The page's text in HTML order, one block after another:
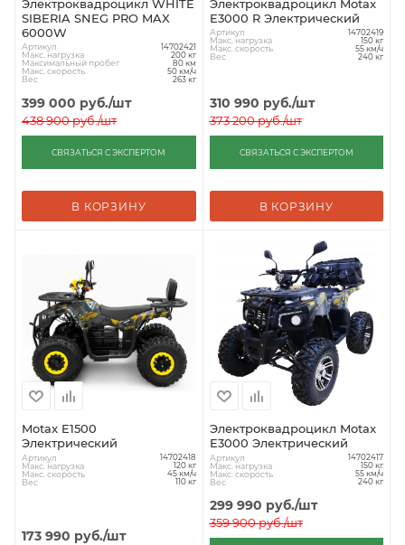
Электроквадроцикл WHITE
SIBERIA SNEG PRO MAX
6000W
Артикул 14702421
Макс. нагрузка 200 кг
Максимальный пробег 80 км
Макс. скорость 50 км/ч
Вес 263 кг
399 000 руб./шт
438 900руб./шт
СВЯЗАТЬСЯ С ЭКСПЕРТОМ
В КОРЗИНУ
Электроквадроцикл Motax
E3000 R Электрический
Артикул 14702419
Макс. нагрузка 150 кг
Макс. скорость 55 км/ч
Вес 240 кг
310 990 руб./шт
373 200руб./шт
СВЯЗАТЬСЯ С ЭКСПЕРТОМ
В КОРЗИНУ
Motax E1500
Электрический
Артикул 14702418
Макс. нагрузка 120 кг
Макс. скорость 45 км/ч
Вес 110 кг
173 990 руб./шт
Электроквадроцикл Motax
E3000 Электрический
Артикул 14702417
Макс. нагрузка 150 кг
Макс. скорость 55 км/ч
Вес 240 кг
299 990 руб./шт
359 900руб./шт